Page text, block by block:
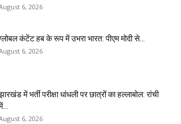
6, 2026
कंटेंट हब के रूप में उभरा भारत: पीएम मोदी से...
6, 2026
में भर्ती परीक्षा धांधली पर छात्रों का हल्लाबोल: रांची
6, 2026